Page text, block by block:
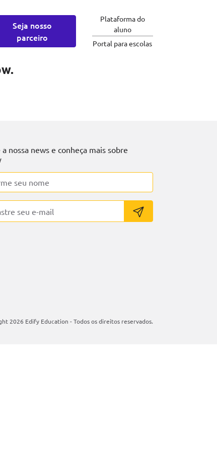
Seja nosso
parceiro
Plataforma do
aluno
Portal para escolas
a nossa news e conheça mais sobre
2026 Edify Education - Todos os direitos reservados.